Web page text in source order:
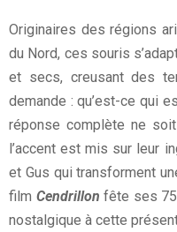
Originaires des régions
du Nord, ces souris
et secs, creusant des
demande : qu’est-ce qui
réponse complète ne
l’accent est mis sur leur
et Gus qui transforment
film Cendrillon fête ses 75
nostalgique à cette